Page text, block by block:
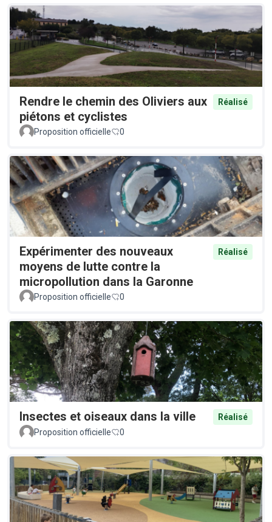
Rendre le chemin des Oliviers aux
piétons et cyclistes
Réalisé
Proposition officielle 0
Expérimenter des nouveaux
moyens de lutte contre la
micropollution dans la Garonne
Réalisé
Proposition officielle 0
Insectes et oiseaux dans la ville
Réalisé
Proposition officielle
0